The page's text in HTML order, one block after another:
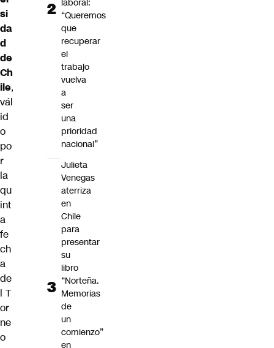
si
da
d
de
Ch
ile,
vál
id
o
po
r
la
qu
int
a
fe
ch
a
de
l T
or
ne
o
laboral:
“Queremos
que
recuperar
el
trabajo
vuelva
a
ser
una
prioridad
nacional”
Julieta
Venegas
aterriza
en
Chile
para
presentar
su
libro
“Norteña.
Memorias
de
un
comienzo”
en